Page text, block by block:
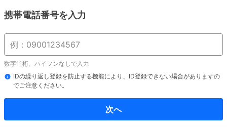
携帯電話番号を入力
数字11桁、ハイフンなしで入力
IDの繰り返し登録を防止する機能により、ID登録できない場合がありますの
でご注意ください。
次へ